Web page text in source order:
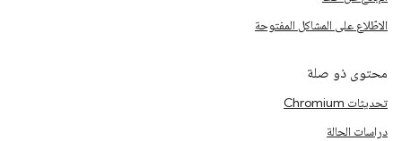
الاطّلاع على المشاكل المفتوحة
محتوى ذو صلة
تحديثات Chromium
دراسات الحالة